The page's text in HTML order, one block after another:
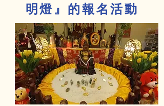
明燈』的報名活動